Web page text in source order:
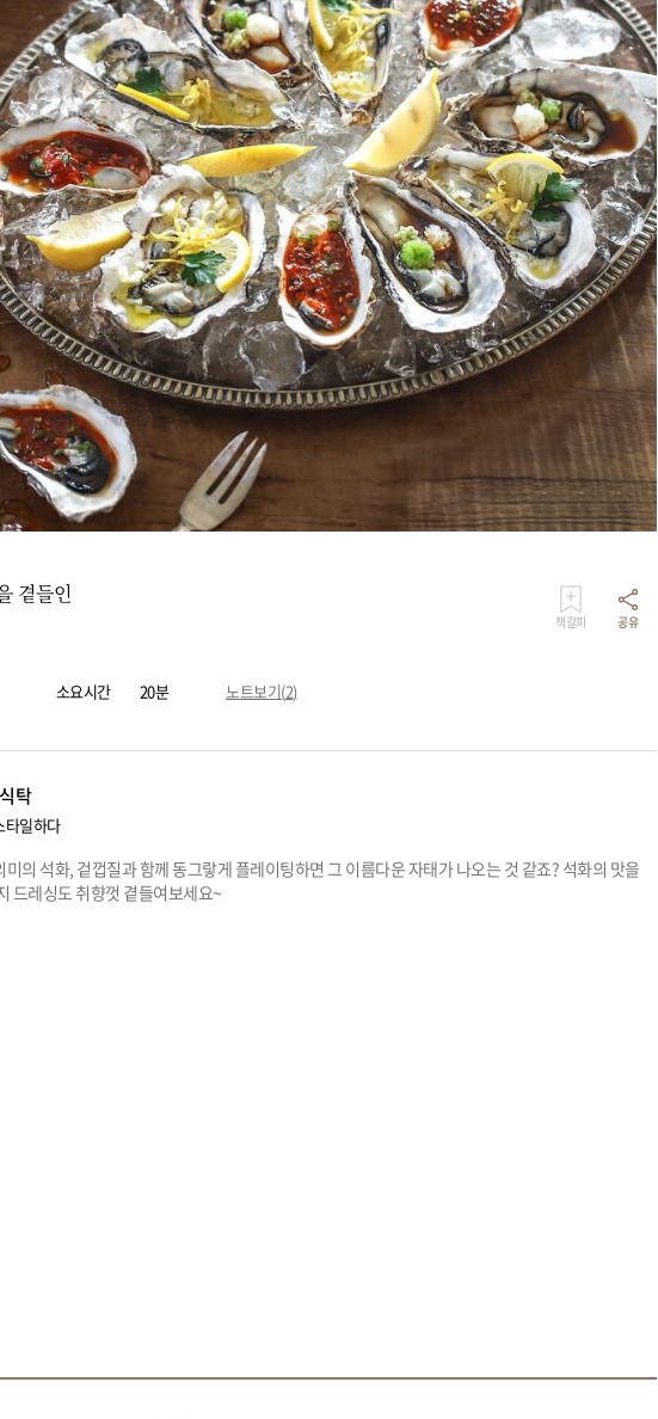
곁들인
책갈피 공유
소요시간 20분 노트보기(2)
탁
타일하다
의 석화, 겉껍질과 함께 동그랗게 플레이팅하면 그 이름다운 자태가 나오는 것 같죠? 석화의 맛을
드레싱도 취향껏 곁들여보세요~